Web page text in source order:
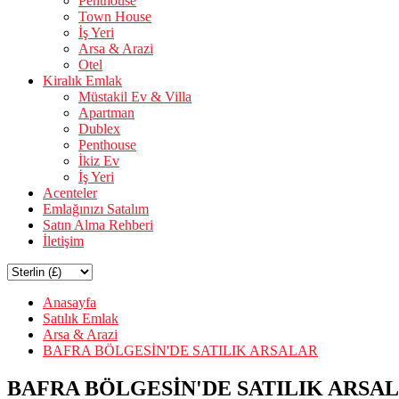
Town House
İş Yeri
Arsa & Arazi
Otel
Kiralık Emlak
Müstakil Ev & Villa
Apartman
Dublex
Penthouse
İkiz Ev
İş Yeri
Acenteler
Emlağınızı Satalım
Satın Alma Rehberi
İletişim
Anasayfa
Satılık Emlak
Arsa & Arazi
BAFRA BÖLGESİN'DE SATILIK ARSALAR
BAFRA BÖLGESİN'DE SATILIK